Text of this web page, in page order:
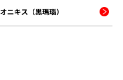
オニキス（黒瑪瑙）